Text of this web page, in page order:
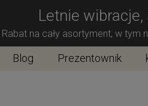
Letnie
Rabat na cały asortyment, w tym
Blog Prezentownik